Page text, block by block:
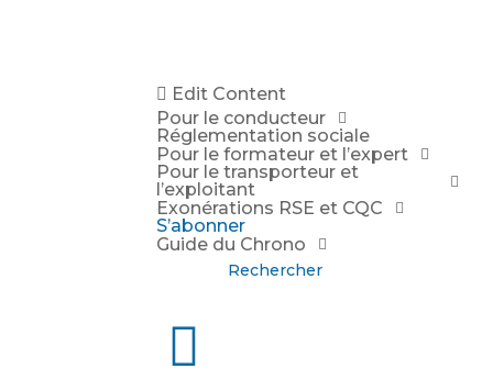
Edit Content
Pour le conducteur
Réglementation sociale
Pour le formateur et l’expert
Pour le transporteur et
l’exploitant
Exonérations RSE et CQC
S’abonner
Guide du Chrono
Rechercher